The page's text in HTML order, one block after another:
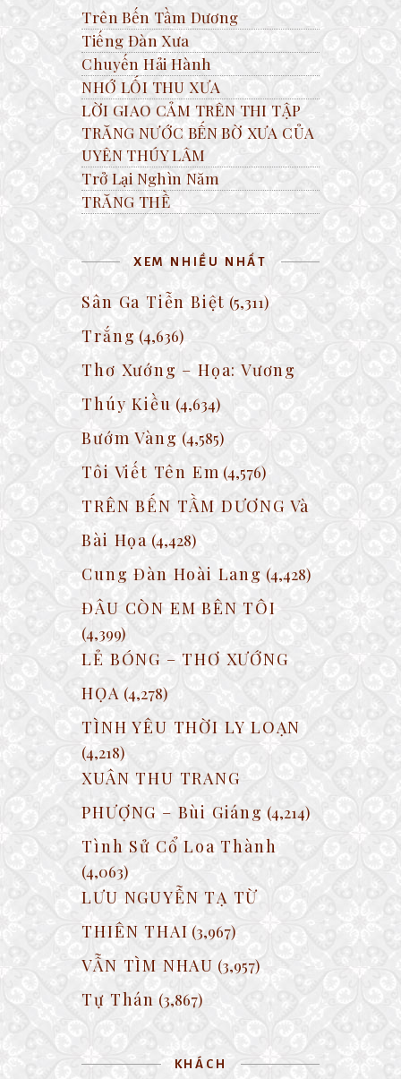
Trên Bến Tầm Dương
Tiếng Đàn Xưa
Chuyến Hải Hành
NHỚ LỐI THU XƯA
LỜI GIAO CẢM TRÊN THI TẬP
TRĂNG NƯỚC BẾN BỜ XƯA CỦA
UYÊN THÚY LÂM
Trở Lại Nghìn Năm
TRĂNG THỀ
XEM NHIỀU NHẤT
Sân Ga Tiễn Biệt (5,311)
Trắng (4,636)
Thơ Xướng – Họa: Vương
Thúy Kiều (4,634)
Bướm Vàng (4,585)
Tôi Viết Tên Em (4,576)
TRÊN BẾN TẦM DƯƠNG Và
Bài Họa (4,428)
Cung Đàn Hoài Lang (4,428)
ĐÂU CÒN EM BÊN TÔI
(4,399)
LẺ BÓNG – THƠ XƯỚNG
HỌA (4,278)
TÌNH YÊU THỜI LY LOẠN
(4,218)
XUÂN THU TRANG
PHƯỢNG – Bùi Giáng (4,214)
Tình Sử Cổ Loa Thành
(4,063)
LƯU NGUYỄN TẠ TỪ
THIÊN THAI (3,967)
VẪN TÌM NHAU (3,957)
Tự Thán (3,867)
KHÁCH